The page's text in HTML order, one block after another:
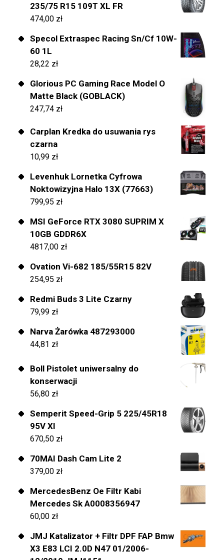
235/75 R15 109T XL FR
474,00 zł
Specol Extraspec Racing Sn/Cf 10W-
60 1L
28,22 zł
Glorious PC Gaming Race Model O
Matte Black (GOBLACK)
247,74 zł
Carplan Kredka do usuwania rys
czarna
10,99 zł
Levenhuk Lornetka Cyfrowa
Noktowizyjna Halo 13X (77663)
799,95 zł
MSI GeForce RTX 3080 SUPRIM X
10GB GDDR6X
4817,00 zł
Ovation Vi-682 185/55R15 82V
254,95 zł
Redmi Buds 3 Lite Czarny
79,99 zł
Narva Żarówka 487293000
44,81 zł
Boll Pistolet uniwersalny do
konserwacji
56,80 zł
Semperit Speed-Grip 5 225/45R18
95V Xl
670,50 zł
70MAI Dash Cam Lite 2
379,00 zł
MercedesBenz Oe Filtr Kabi
Mercedes Sk A0008356947
60,00 zł
JMJ Katalizator + Filtr DPF FAP Bmw
X3 E83 LCI 2.0D N47 01/2006-